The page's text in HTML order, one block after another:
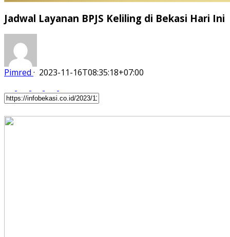
Jadwal Layanan BPJS Keliling di Bekasi Hari Ini
Pimred · 2023-11-16T08:35:18+07:00